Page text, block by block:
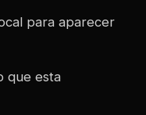
para aparecer
que esta